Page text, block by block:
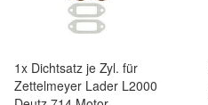
1x Dichtsatz je Zyl. für
Zettelmeyer Lader L2000